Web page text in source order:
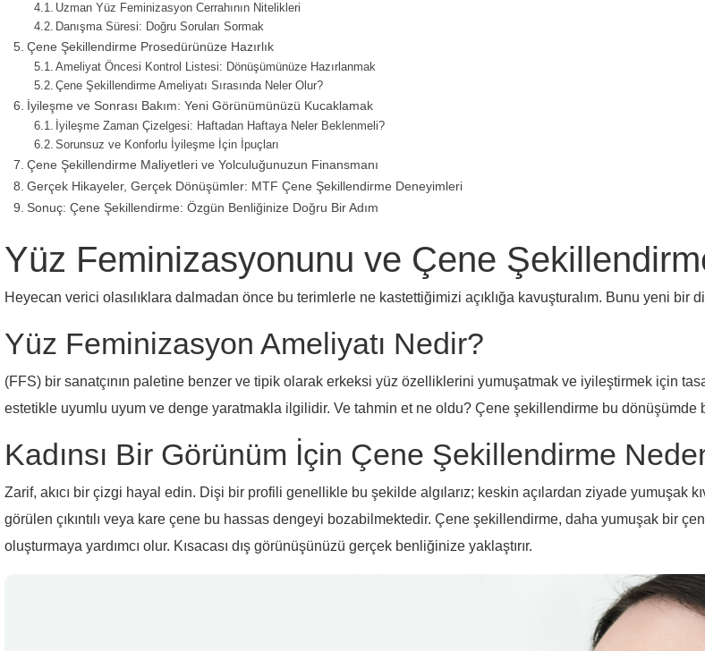
Uzman Yüz Feminizasyon Cerrahının Nitelikleri
Danışma Süresi: Doğru Soruları Sormak
Çene Şekillendirme Prosedürünüze Hazırlık
Ameliyat Öncesi Kontrol Listesi: Dönüşümünüze Hazırlanmak
Çene Şekillendirme Ameliyatı Sırasında Neler Olur?
İyileşme ve Sonrası Bakım: Yeni Görünümünüzü Kucaklamak
İyileşme Zaman Çizelgesi: Haftadan Haftaya Neler Beklenmeli?
Sorunsuz ve Konforlu İyileşme İçin İpuçları
Çene Şekillendirme Maliyetleri ve Yolculuğunuzun Finansmanı
Gerçek Hikayeler, Gerçek Dönüşümler: MTF Çene Şekillendirme Deneyimleri
Sonuç: Çene Şekillendirme: Özgün Benliğinize Doğru Bir Adım
Yüz Feminizasyonunu ve Çene
Heyecan verici olasılıklara dalmadan önce bu terimlerle ne kastettiğimizi açıklığa kavuşturalım. Bunu yeni bir
Yüz Feminizasyon Ameliyatı Nedir?
(FFS) bir sanatçının paletine benzer ve tipik olarak erkeksi yüz özelliklerini yumuşatmak ve iyileştirmek için
estetikle uyumlu uyum ve denge yaratmakla ilgilidir. Ve tahmin et ne oldu? Çene şekillendirme bu dönüşümde
Kadınsı Bir Görünüm İçin Çene Şekillendirme
Zarif, akıcı bir çizgi hayal edin. Dişi bir profili genellikle bu şekilde algılarız; keskin açılardan ziyade yumuşak
görülen çıkıntılı veya kare çene bu hassas dengeyi bozabilmektedir. Çene şekillendirme, daha yumuşak bir
oluşturmaya yardımcı olur. Kısacası dış görünüşünüzü gerçek benliğinize yaklaştırır.